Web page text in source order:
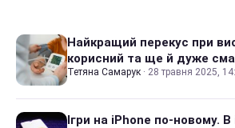
Найкращий перекус при
корисний та ще й дуже
Тетяна Самарук · 28 травня 2025,
Ігри на iPhone по-новому.